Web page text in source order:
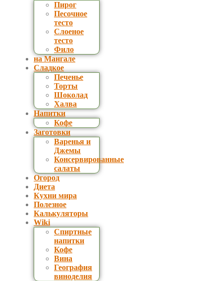
Пирог
Песочное
тесто
Слоеное
тесто
Фило
на Мангале
Сладкое
Печенье
Торты
Шоколад
Халва
Напитки
Кофе
Заготовки
Варенья и
Джемы
Консервированные
салаты
Огород
Диета
Кухни мира
Полезное
Калькуляторы
Wiki
Спиртные
напитки
Кофе
Вина
География
виноделия